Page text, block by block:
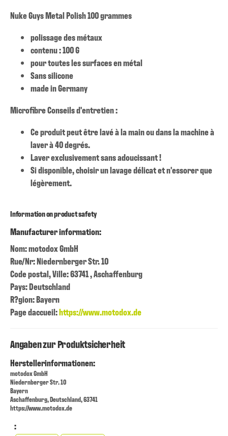
Nuke Guys Metal Polish 100 grammes
polissage des métaux
contenu : 100 G
pour toutes les surfaces en métal
Sans silicone
made in Germany
Microfibre Conseils d'entretien :
Ce produit peut être lavé à la main ou dans la machine à
laver à 40 degrés.
Laver exclusivement sans adoucissant !
Si disponible, choisir un lavage délicat et n'essorer que
légèrement.
Information on product safety
Manufacturer information:
Nom: motodox GmbH
Rue/Nr: Niedernberger Str. 10
Code postal, Ville: 63741 , Aschaffenburg
Pays: Deutschland
R?gion: Bayern
Page daccueil:https://www.motodox.de
Angaben zur Produktsicherheit
Herstellerinformationen:
motodox GmbH
Niedernberger Str. 10
Bayern
Aschaffenburg, Deutschland, 63741
https://www.motodox.de
: